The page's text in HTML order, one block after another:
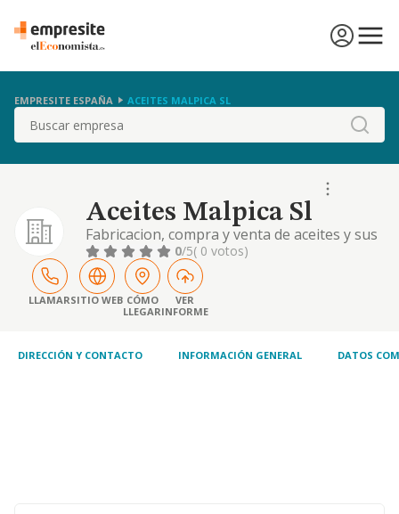
EMPRESITE ESPAÑA ACEITES MALPICA SL
Buscar
Aceites Malpica Sl
Fabricacion, compra y venta de aceites y sus
derivados. comercio al por menor de toda
clase de articulos, incluyendo alimentacion y
bebidas.
0/5( 0 votos)
LLAMARSITIO WEB CÓMO
LLEGAR
VER
INFORME
DIRECCIÓN Y CONTACTO INFORMACIÓN GENERAL DATOS